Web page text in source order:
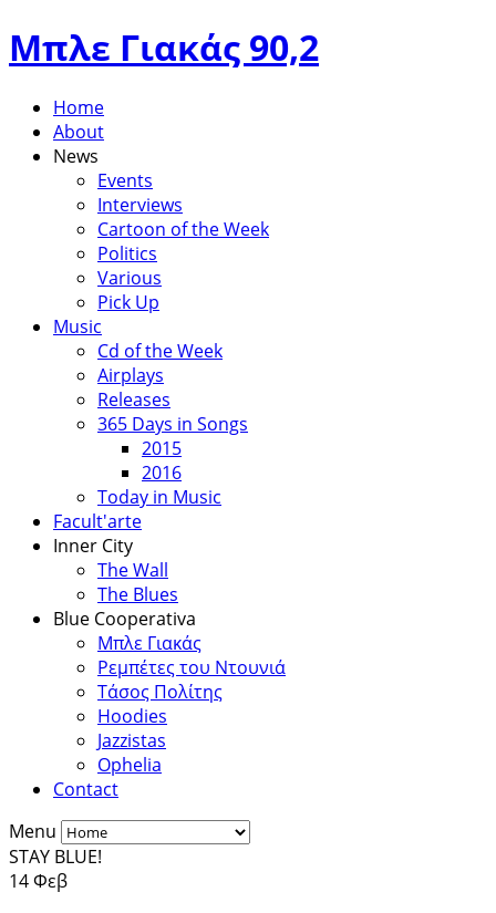
Μπλε Γιακάς 90,2
Home
About
News
Events
Interviews
Cartoon of the Week
Politics
Various
Pick Up
Music
Cd of the Week
Airplays
Releases
365 Days in Songs
2015
2016
Today in Music
Facult'arte
Inner City
The Wall
The Blues
Blue Cooperativa
Μπλε Γιακάς
Ρεμπέτες του Ντουνιά
Τάσος Πολίτης
Hoodies
Jazzistas
Ophelia
Contact
Menu
STAY BLUE!
14Φεβ